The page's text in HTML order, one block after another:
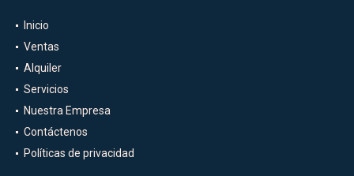
Inicio
Ventas
Alquiler
Servicios
Nuestra Empresa
Contáctenos
Políticas de privacidad